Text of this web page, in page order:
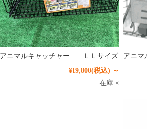
アニマルキャッチャー ＬＬサイズ
¥19,800(税込) ～
在庫 ×
アニマ